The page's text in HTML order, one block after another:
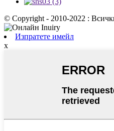
© Copyright - 2010-2022 :
Изпратете имейл
x